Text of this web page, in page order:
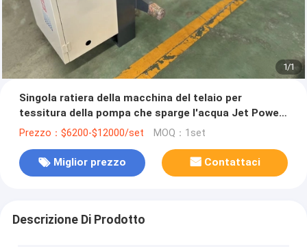
1/1
Singola ratiera della macchina del telaio per
tessitura della pompa che sparge l'acqua Jet Power
Loom del doppio panno
Prezzo：$6200-$12000/set MOQ：1set
Miglior prezzo Contattaci
Descrizione Di Prodotto